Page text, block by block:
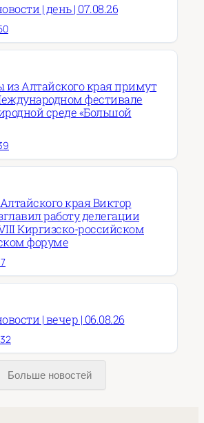
| день | 07.08.26
из Алтайского края примут
фестивале
среде «Большой
края Виктор
работу делегации
Киргизско-российском
форуме
| вечер | 06.08.26
Больше новостей